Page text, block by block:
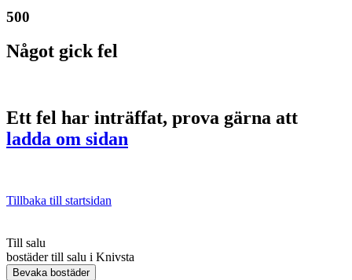
500
Något gick fel
Ett fel har inträffat, prova gärna att
ladda om sidan
Tillbaka till startsidan
Till salu
bostäder till salu i Knivsta
Bevaka bostäder